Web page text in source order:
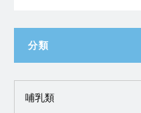
分類
哺乳類